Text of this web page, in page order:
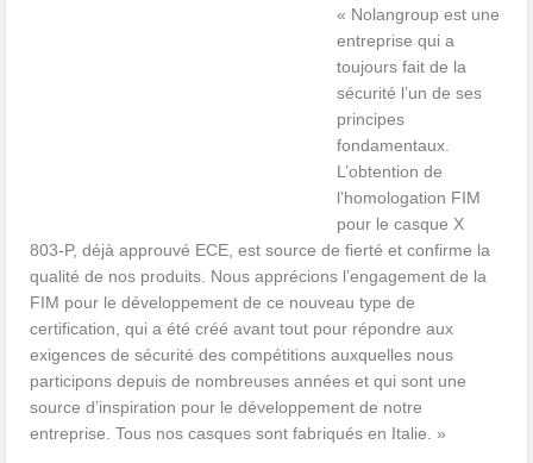
« Nolangroup est une
entreprise qui a
toujours fait de la
sécurité l’un de ses
principes
fondamentaux.
L’obtention de
l’homologation FIM
pour le casque X
803-P, déjà approuvé ECE, est source de fierté et confirme la
qualité de nos produits. Nous apprécions l’engagement de la
FIM pour le développement de ce nouveau type de
certification, qui a été créé avant tout pour répondre aux
exigences de sécurité des compétitions auxquelles nous
participons depuis de nombreuses années et qui sont une
source d’inspiration pour le développement de notre
entreprise. Tous nos casques sont fabriqués en Italie. »